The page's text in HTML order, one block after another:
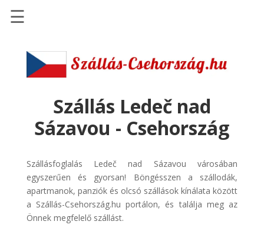
Szállások
Szállásinfo.eu
Repülőjegy
pénzvisszatérítéssel
Discover
Cars
Transzfer
☰
Szállás Ledeč nad
Sázavou - Csehország
Szállásfoglalás Ledeč nad Sázavou városában
egyszerűen és gyorsan! Böngésszen a szállodák,
apartmanok, panziók és olcsó szállások kínálata között
a Szállás-Csehország.hu portálon, és találja meg az
Önnek megfelelő szállást.